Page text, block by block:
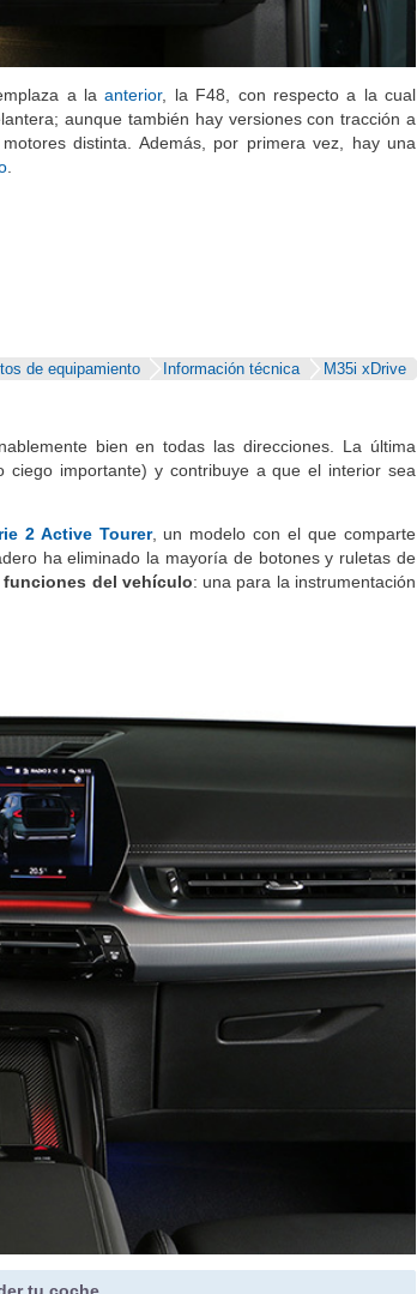
a laanterior, la F48, con respecto a la cual
aunque también hay versiones con tracción a
distinta. Además, por primera vez, hay una
de equipamiento Información técnica
M35i xDrive
bien en todas las direcciones. La última
importante) y contribuye a que el interior sea
2 Active Tourer, un modelo con el que comparte
ha eliminado la mayoría de botones y ruletas de
funciones del vehículo: una para la instrumentación